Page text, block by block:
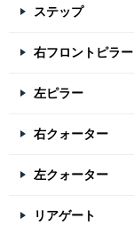
ステップ
右フロントピラー
左ピラー
右クォーター
左クォーター
リアゲート